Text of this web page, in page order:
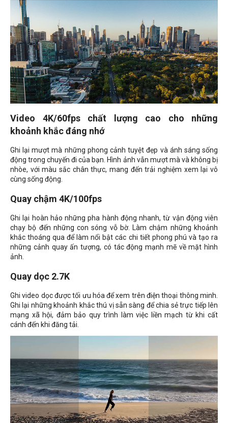
Video 4K/60fps chất lượng cao cho những
khoảnh khắc đáng nhớ
Ghi lại mượt mà những phong cảnh tuyệt đẹp và ánh sáng sống
động trong chuyến đi của bạn. Hình ảnh vẫn mượt mà và không bị
nhòe, với màu sắc chân thực, mang đến trải nghiệm xem lại vô
cùng sống động.
Quay chậm 4K/100fps
Ghi lại hoàn hảo những pha hành động nhanh, từ vận động viên
chạy bộ đến những con sóng vỗ bờ. Làm chậm những khoảnh
khắc thoáng qua để làm nổi bật các chi tiết phong phú và tạo ra
những cảnh quay ấn tượng, có tác động mạnh mẽ về mặt hình
ảnh.
Quay dọc 2.7K
Ghi video dọc được tối ưu hóa để xem trên điện thoại thông minh.
Ghi lại những khoảnh khắc thú vị sẵn sàng để chia sẻ trực tiếp lên
mạng xã hội, đảm bảo quy trình làm việc liền mạch từ khi cất
cánh đến khi đăng tải.